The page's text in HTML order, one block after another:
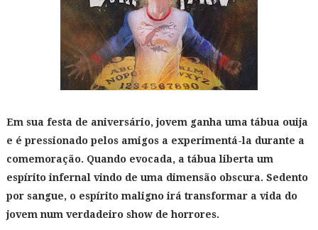
Em sua festa de aniversário, jovem ganha uma tábua ouija
e é pressionado pelos amigos a experimentá-la durante a
comemoração. Quando evocada, a tábua liberta um
espírito infernal vindo de uma dimensão obscura. Sedento
por sangue, o espírito maligno irá transformar a vida do
jovem num verdadeiro show de horrores.